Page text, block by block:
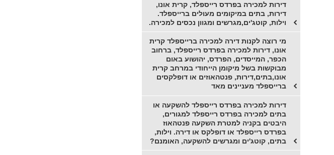
דירות למכירה בפרדס רייספלד, קרית אונו,
דירות, בתים במיקומים מעולים ברייספלד.
וילות, קוטג'ים,מגרשים ומגוון נכסים למכירה.
מי רוצה לקנות דירה למכירה ברייספלד קרית
אונו, דירות למכירה בפרדס רייספלד, ברחוב
הכפר, המייסדים, הפרדס, יהושוע באום
מבוקשות בשל מיקומן הייחודי במרחב קרית
אונו,בתים,דירות, פנטהאוזים או דופלקסים
ברייספלד מעניינים מאד
דירות למכירה בפרדס רייספלד להשקעה או
בתים למכירה בפרדס רייספלד למגורים,
היבטים בקניה למטרת השקעה פנטהאוז
בפרדס רייספלד או דופלקס או דירה. וילות,
בתים, קוטג'ים ומגרשים להשקעה, האומנם?